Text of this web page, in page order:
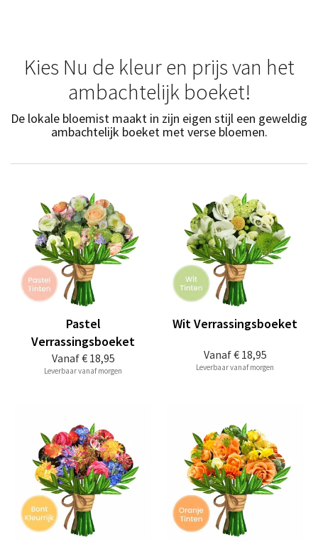
Kies Nu de kleur en prijs van het
ambachtelijk boeket!
De lokale bloemist maakt in zijn eigen stijl een geweldig
ambachtelijk boeket met verse bloemen.
Vanaf€ 18,95
Pastel
Verrassingsboeket
Leverbaar vanaf morgen
Vanaf€ 18,95
Wit Verrassingsboeket
Leverbaar vanaf morgen